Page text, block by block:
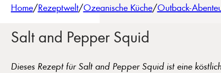
Home/Rezeptwelt/Ozeanische Küche/Outback-
Salt and Pepper Squid
Dieses Rezept für Salt and Pepper Squid ist eine